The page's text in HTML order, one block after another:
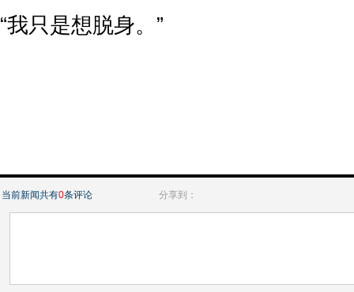
“我只是想脱身。”
当前新闻共有0条评论 分享到：